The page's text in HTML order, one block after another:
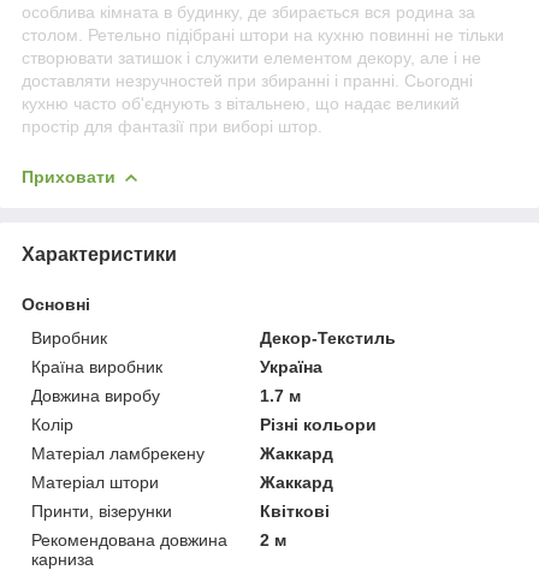
особлива кімната в будинку, де збирається вся родина за
столом. Ретельно підібрані штори на кухню повинні не тільки
створювати затишок і служити елементом декору, але і не
доставляти незручностей при збиранні і пранні. Сьогодні
кухню часто об'єднують з вітальнею, що надає великий
простір для фантазії при виборі штор.
Приховати
Характеристики
Основні
Виробник
Декор-Текстиль
Країна виробник
Україна
Довжина виробу
1.7 м
Колір
Різні кольори
Матеріал ламбрекену
Жаккард
Матеріал штори
Жаккард
Принти, візерунки
Квіткові
Рекомендована довжина
карниза
2 м